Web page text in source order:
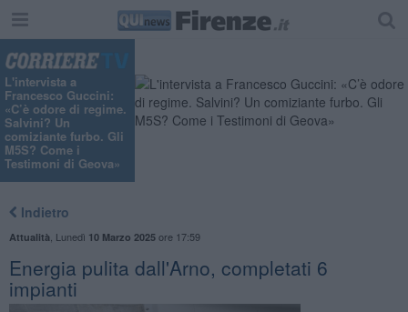
L'intervista a
Francesco Guccini:
«C’è odore di regime.
Salvini? Un
comiziante furbo. Gli
M5S? Come i
Testimoni di Geova»
Indietro
Attualità Lunedì 10 Marzo 2025ore 17:59
Energia pulita dall'Arno, completati 6
impianti